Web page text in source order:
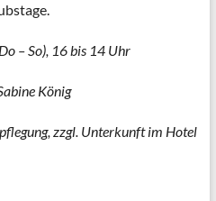
– So), 16 bis 14 Uhr
König
zzgl. Unterkunft im Hotel